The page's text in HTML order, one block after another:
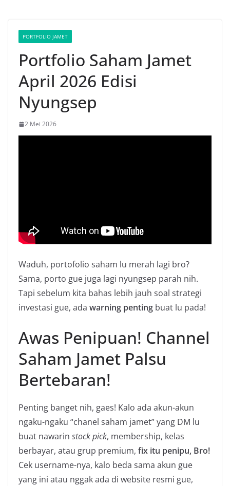
PORTFOLIO JAMET
Portfolio Saham Jamet
April 2026 Edisi
Nyungsep
2 Mei 2026
Waduh, portofolio saham lu merah lagi bro?
Sama, porto gue juga lagi nyungsep parah nih.
Tapi sebelum kita bahas lebih jauh soal strategi
investasi gue, ada warning penting buat lu pada!
Awas Penipuan! Channel
Saham Jamet Palsu
Bertebaran!
Penting banget nih, gaes! Kalo ada akun-akun
ngaku-ngaku “chanel saham jamet” yang DM lu
buat nawarin stock pick, membership, kelas
berbayar, atau grup premium, fix itu penipu, Bro!
Cek username-nya, kalo beda sama akun gue
yang ini atau nggak ada di website resmi gue,